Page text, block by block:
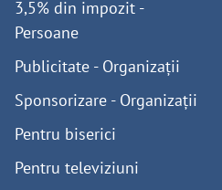
3,5% din impozit -
Persoane
Publicitate - Organizații
Sponsorizare - Organizații
Pentru biserici
Pentru televiziuni